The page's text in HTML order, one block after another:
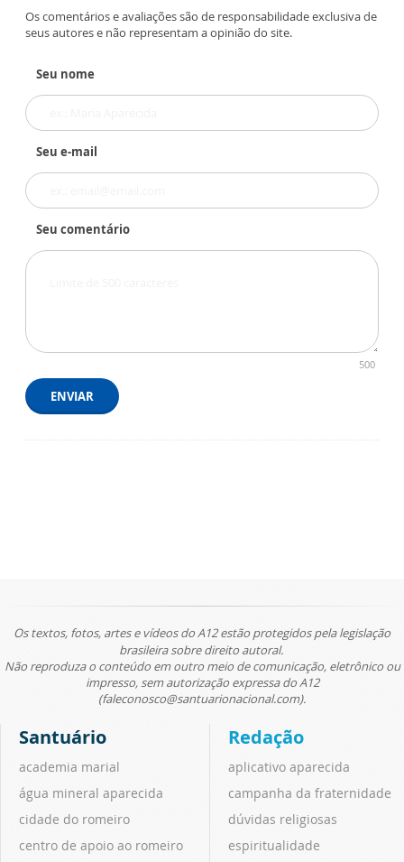
Os comentários e avaliações são de responsabilidade exclusiva de
seus autores e não representam a opinião do site.
Seu nome
Seu e-mail
Seu comentário
500
ENVIAR
Os textos, fotos, artes e vídeos do A12 estão protegidos pela legislação
brasileira sobre direito autoral.
Não reproduza o conteúdo em outro meio de comunicação, eletrônico ou
impresso, sem autorização expressa do A12
(faleconosco@santuarionacional.com).
Santuário
academia marial
água mineral aparecida
cidade do romeiro
centro de apoio ao romeiro
Redação
aplicativo aparecida
campanha da fraternidade
dúvidas religiosas
espiritualidade